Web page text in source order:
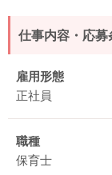
仕事内容・応募
雇用形態
正社員
職種
保育士